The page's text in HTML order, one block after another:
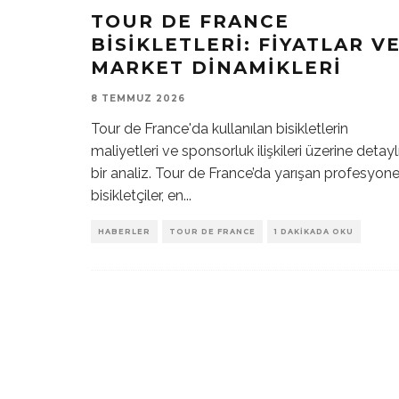
TOUR DE FRANCE
BISIKLETLERI: FIYATLAR VE
MARKET DINAMIKLERI
8 TEMMUZ 2026
Tour de France'da kullanılan bisikletlerin
maliyetleri ve sponsorluk ilişkileri üzerine detaylı
bir analiz. Tour de France’da yarışan
bisikletçiler, en...
HABERLER TOUR DE FRANCE 1 DAKIKADA OKU